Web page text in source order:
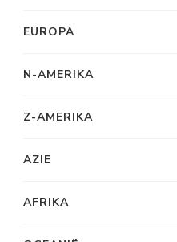
EUROPA
N-AMERIKA
Z-AMERIKA
AZIE
AFRIKA